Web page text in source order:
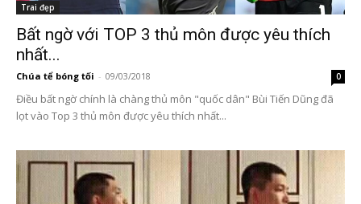
Trai đẹp
Bất ngờ với TOP 3 thủ môn được yêu thích
nhất...
Chúa tể bóng tối - 09/03/2018 0
Điều bất ngờ chính là chàng thủ môn "quốc dân" Bùi Tiến Dũng đã
lọt vào Top 3 thủ môn được yêu thích nhất...